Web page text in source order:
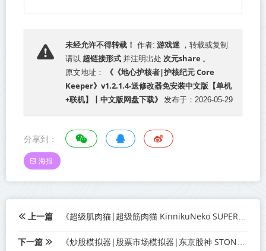
未经允许不得转载！ 作者: 游戏迷 ，转载或复制
请以 超链接形式 并注明出处 次元share 。
原文地址：
《《地心护核者|护核纪元 Core
Keeper》v1.2.1.4-送修改器免安装中文版【单机
+联机】丨中文版网盘下载》
发布于：2026-05-29
分享到：
海报
上一篇 《超级肌肉猫|超级筋肉猫 KinnikuNeko SUPER MUSCLE CAT》Build.22621148-免安装中文版丨中文版网盘下载
下一篇 《炒股模拟器|股票市场模拟器|东京股神 STONKS-9800 Stock Market Simulator》Build.23403144-免安装中文版丨中文版网盘下载